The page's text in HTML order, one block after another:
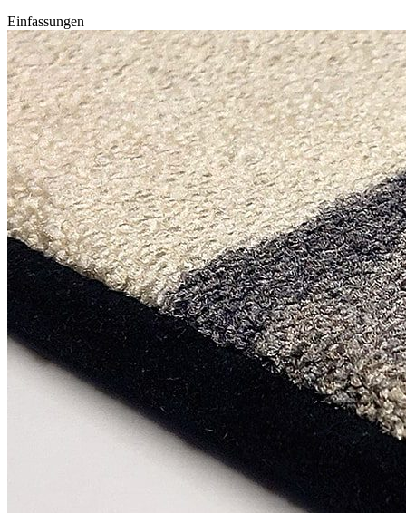
Einfassungen